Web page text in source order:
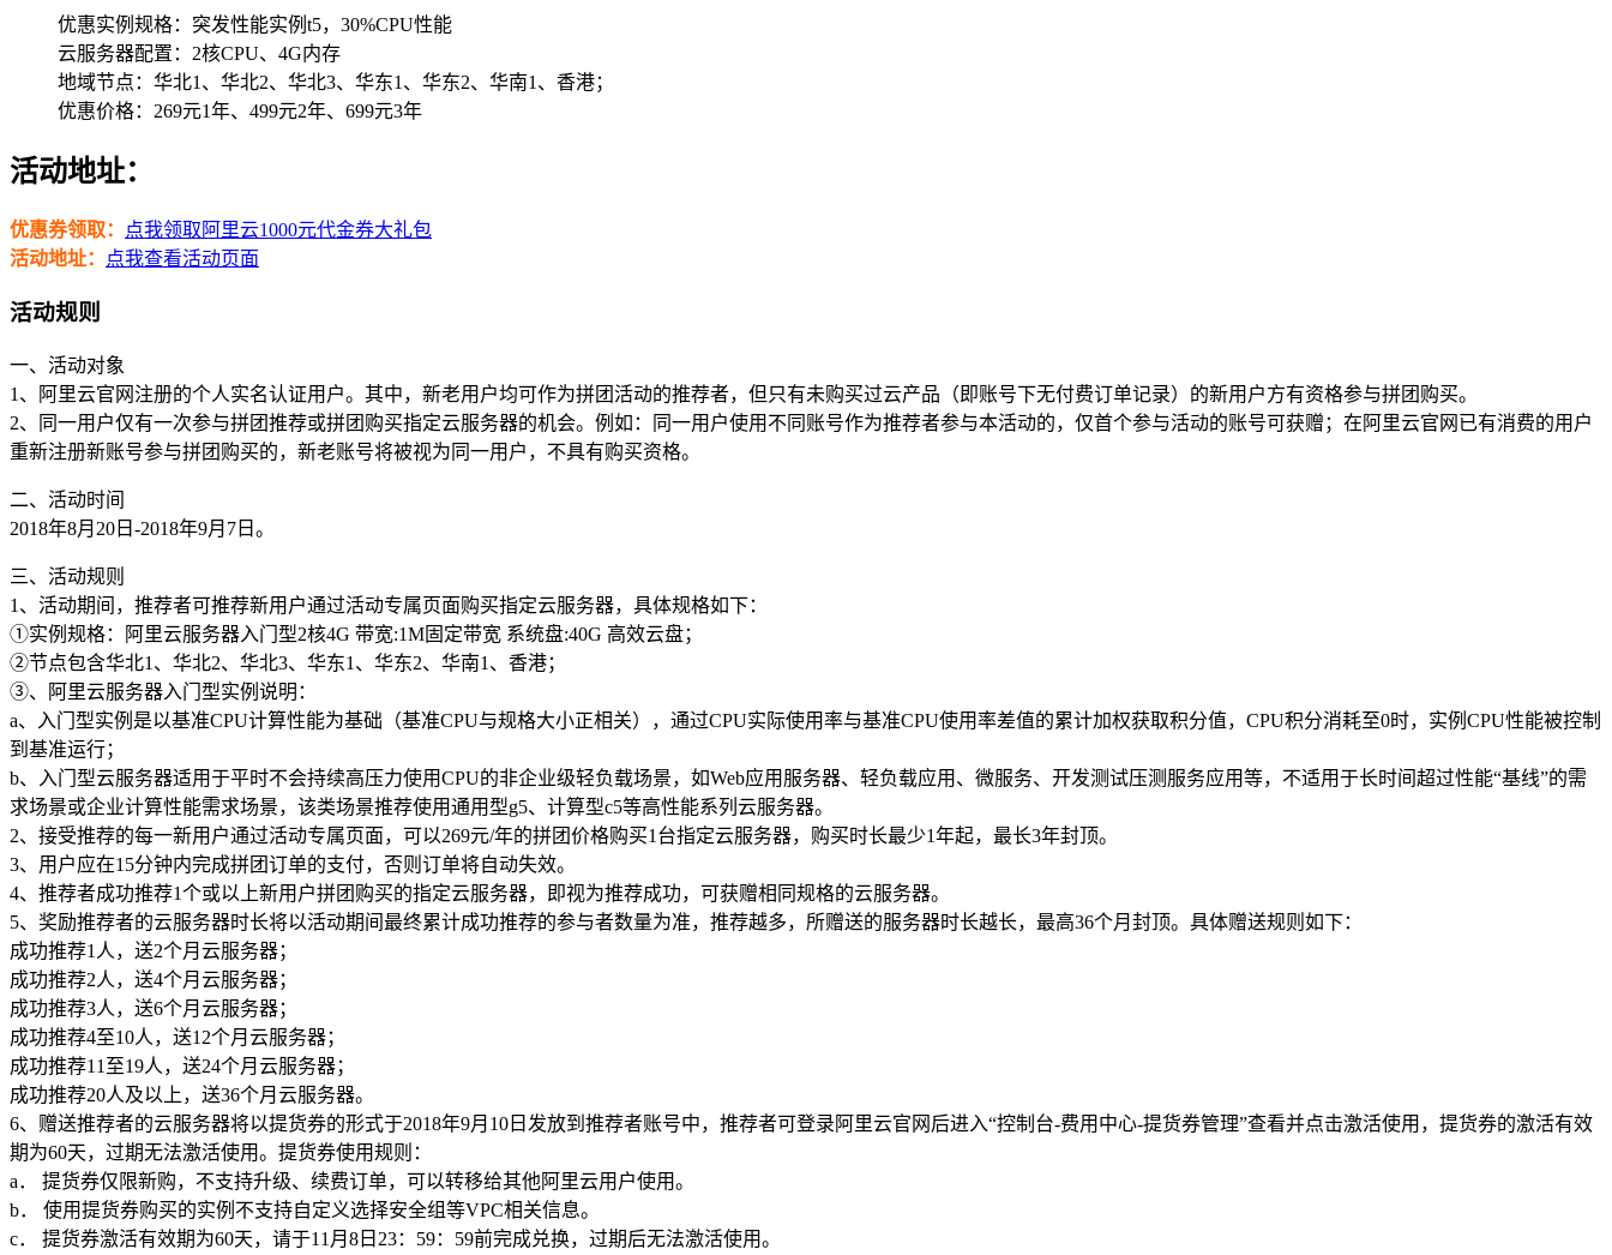
优惠实例规格：突发性能实例t5，30%CPU性能
云服务器配置：2核CPU、4G内存
地域节点：华北1、华北2、华北3、华东1、华东2、华南1、香港；
优惠价格：269元1年、499元2年、699元3年
活动地址：
优惠券领取：
点我领取阿里云1000元代金券大礼包
活动地址：
点我查看活动页面
活动规则
一、活动对象
1、阿里云官网注册的个人实名认证用户。其中，新老用户均可作为拼团活动的推荐者，但只有未购买过云产品（即账号下无付费订单记录）的新用户方有资格参与拼团购买。
2、同一用户仅有一次参与拼团推荐或拼团购买指定云服务器的机会。例如：同一用户使用不同账号作为推荐者参与本活动的，仅首个参与活动的账号可获赠；在阿里云官网已有消费的用户
重新注册新账号参与拼团购买的，新老账号将被视为同一用户，不具有购买资格。
二、活动时间
2018年8月20日-2018年9月7日。
三、活动规则
1、活动期间，推荐者可推荐新用户通过活动专属页面购买指定云服务器，具体规格如下：
①实例规格：阿里云服务器入门型2核4G 带宽:1M固定带宽 系统盘:40G 高效云盘；
②节点包含华北1、华北2、华北3、华东1、华东2、华南1、香港；
③、阿里云服务器入门型实例说明：
a、入门型实例是以基准CPU计算性能为基础（基准CPU与规格大小正相关），通过CPU实际使用率与基准CPU使用率差值的累计加权获取积分值，CPU积分消耗至0时，实例CPU性能被控制
到基准运行；
b、入门型云服务器适用于平时不会持续高压力使用CPU的非企业级轻负载场景，如Web应用服务器、轻负载应用、微服务、开发测试压测服务应用等，不适用于长时间超过性能“基线”的需
求场景或企业计算性能需求场景，该类场景推荐使用通用型g5、计算型c5等高性能系列云服务器。
2、接受推荐的每一新用户通过活动专属页面，可以269元/年的拼团价格购买1台指定云服务器，购买时长最少1年起，最长3年封顶。
3、用户应在15分钟内完成拼团订单的支付，否则订单将自动失效。
4、推荐者成功推荐1个或以上新用户拼团购买的指定云服务器，即视为推荐成功，可获赠相同规格的云服务器。
5、奖励推荐者的云服务器时长将以活动期间最终累计成功推荐的参与者数量为准，推荐越多，所赠送的服务器时长越长，最高36个月封顶。具体赠送规则如下：
成功推荐1人，送2个月云服务器；
成功推荐2人，送4个月云服务器；
成功推荐3人，送6个月云服务器；
成功推荐4至10人，送12个月云服务器；
成功推荐11至19人，送24个月云服务器；
成功推荐20人及以上，送36个月云服务器。
6、赠送推荐者的云服务器将以提货券的形式于2018年9月10日发放到推荐者账号中，推荐者可登录阿里云官网后进入“控制台-费用中心-提货券管理”查看并点击激活使用，提货券的激活有效
期为60天，过期无法激活使用。提货券使用规则：
a． 提货券仅限新购，不支持升级、续费订单，可以转移给其他阿里云用户使用。
b． 使用提货券购买的实例不支持自定义选择安全组等VPC相关信息。
c． 提货券激活有效期为60天，请于11月8日23：59：59前完成兑换，过期后无法激活使用。